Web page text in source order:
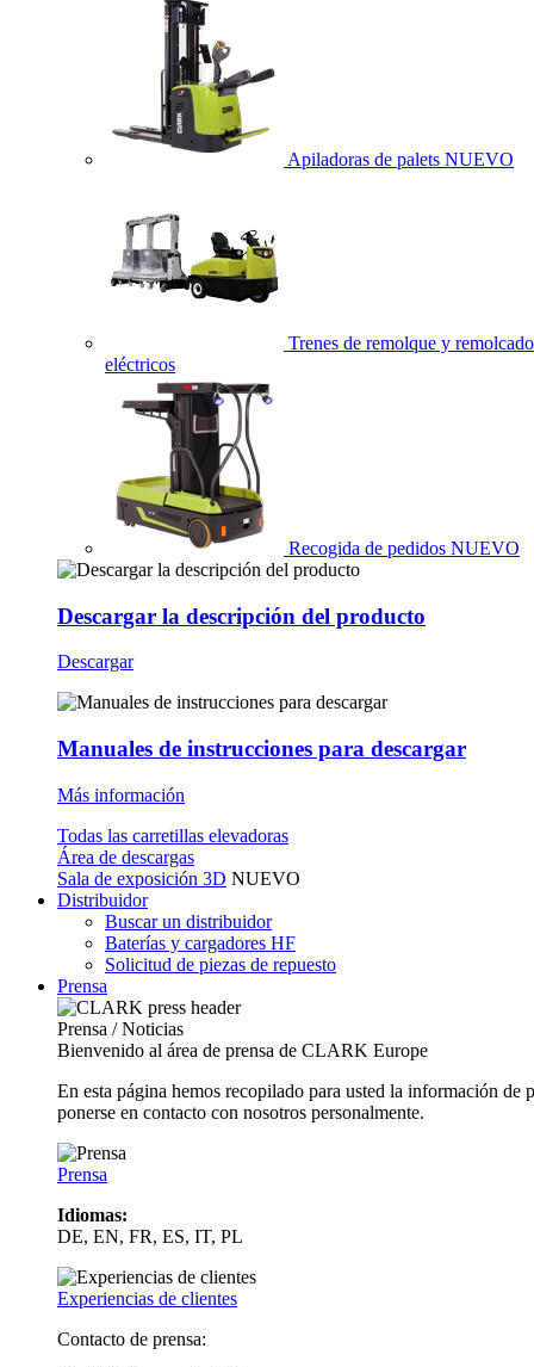
Apiladoras de palets NUEVO
Trenes de remolque y
eléctricos
Recogida de pedidos NUEVO
Descargar la descripción del producto
Descargar
Manuales de instrucciones para descargar
Más información
Todas las carretillas elevadoras
Área de descargas
Sala de exposición 3D NUEVO
Distribuidor
Buscar un distribuidor
Baterías y cargadores HF
Solicitud de piezas de repuesto
Prensa
Prensa / Noticias
Bienvenido al área de prensa de CLARK Europe
En esta página hemos recopilado para usted la información
ponerse en contacto con nosotros personalmente.
Prensa
Idiomas:
DE, EN, FR, ES, IT, PL
Experiencias de clientes
Contacto de prensa: